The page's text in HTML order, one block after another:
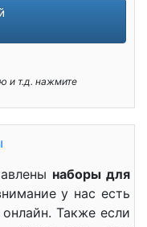
и т.д. нажмите
наборы для
у нас есть
Также если